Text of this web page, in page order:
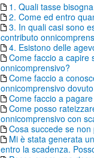
1. Quali tasse
2. Come ed entro
3. In quali casi sono
contributo
4. Esistono delle
Come faccio a capire
onnicomprensivo?
Come faccio a
onnicomprensivo
Come faccio a
Come posso
onnicomprensivo con
Cosa succede se
Mi è stata generata
entro la scadenza.